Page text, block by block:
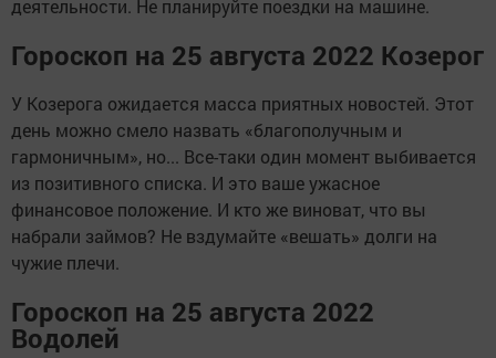
деятельности. Не планируйте поездки на машине.
Гороскоп на 25 августа 2022 Козерог
У Козерога ожидается масса приятных новостей. Этот
день можно смело назвать «благополучным и
гармоничным», но... Все-таки один момент выбивается
из позитивного списка. И это ваше ужасное
финансовое положение. И кто же виноват, что вы
набрали займов? Не вздумайте «вешать» долги на
чужие плечи.
Гороскоп на 25 августа 2022
Водолей